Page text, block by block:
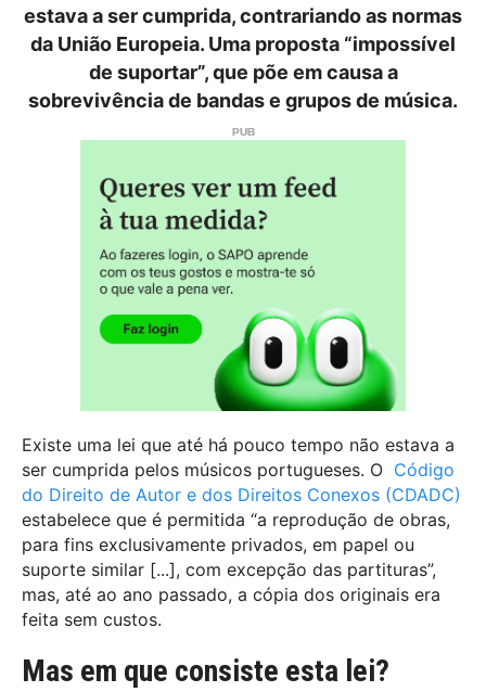
estava a ser cumprida, contrariando as normas
da União Europeia. Uma proposta “impossível
de suportar”, que põe em causa a
sobrevivência de bandas e grupos de música.
Existe uma lei que até há pouco tempo não estava a
ser cumprida pelos músicos portugueses. O Código
do Direito de Autor e dos Direitos Conexos (CDADC)
estabelece que é permitida “a reprodução de obras,
para fins exclusivamente privados, em papel ou
suporte similar [...], com excepção das partituras”,
mas, até ao ano passado, a cópia dos originais era
feita sem custos.
Mas em que consiste esta lei?